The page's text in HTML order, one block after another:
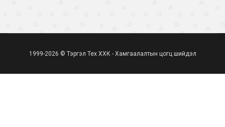
1999-2026 © Тэргэл Тех ХХК - Хамгаалалтын цогц шийдэл